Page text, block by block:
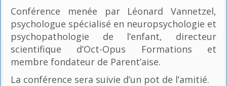
Conférence menée par Léonard Vannetzel,
psychologue spécialisé en neuropsychologie et
psychopathologie de l’enfant, directeur
scientifique d’Oct-Opus Formations et
membre fondateur de Parent’aise.
La conférence sera suivie d’un pot de l’amitié.